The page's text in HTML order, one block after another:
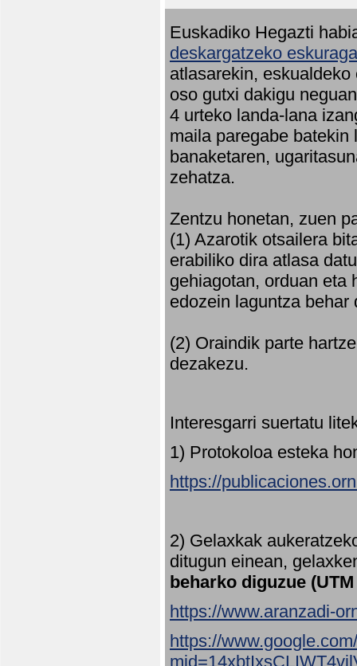
Euskadiko Hegazti
deskargatzeko
atlasarekin,
oso gutxi dakigu
4 urteko landa-lana
maila paregabe
banaketaren,
zehatza.
Zentzu honetan, zuen
(1) Azarotik otsailera
erabiliko dira atlasa
gehiagotan, orduan eta
edozein laguntza behar
(2) Oraindik parte
dezakezu.
Interesgarri suertatu
1) Protokoloa esteka
https://
2) Gelaxkak
ditugun einean,
beharko diguzue
https://www.aranzadi-
https://